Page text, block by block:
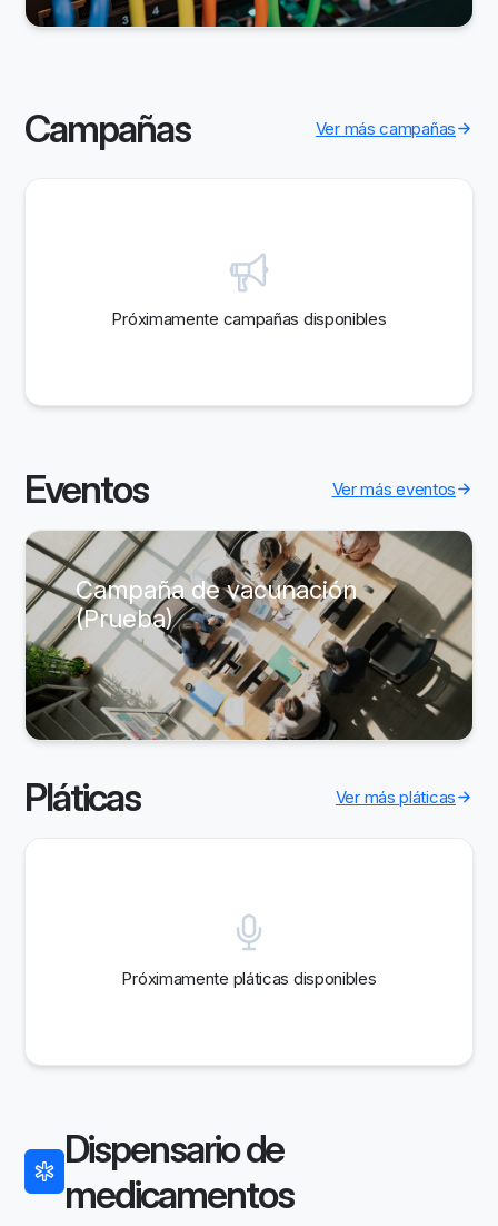
Campañas Ver más campañas
Próximamente campañas disponibles
Eventos Ver más eventos
Campaña de vacunación
(Prueba)
Pláticas Ver más pláticas
Próximamente pláticas disponibles
Dispensario de
medicamentos